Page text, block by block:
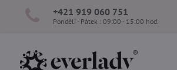
+421 919 060 751
Pondělí - Pátek : 09:00 - 15:00 hod.